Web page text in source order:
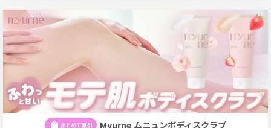
shopping_bag まとめて割引 Myurne ムニュンボディスクラブ